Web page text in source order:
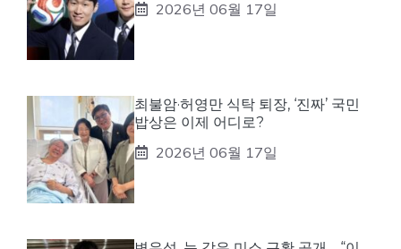
2026년 06월 17일
최불암·허영만 식탁 퇴장, ‘진짜’ 국민
밥상은 이제 어디로?
2026년 06월 17일